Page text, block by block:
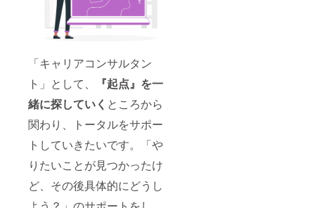
「キャリアコンサルタン
ト」として、
『起点』を一
緒に探していく ところから
関わり、トータルをサポー
トしていきたいです。「や
りたいことが見つかったけ
ど、その後具体的にどうし